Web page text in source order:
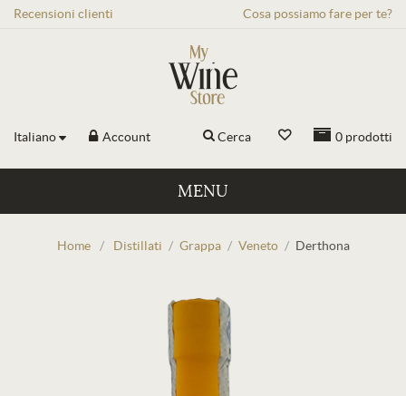
Recensioni clienti Cosa possiamo fare per te?
Italiano Account 0 prodotti
Cerca
MENU
Home / Distillati / Grappa / Veneto / Derthona